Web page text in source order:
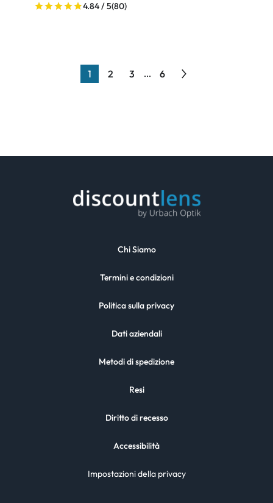
4.84 / 5(80)
1 2 3 ... 6
Chi Siamo
Termini e condizioni
Politica sulla privacy
Dati aziendali
Metodi di spedizione
Resi
Diritto di recesso
Accessibilità
Impostazioni della privacy